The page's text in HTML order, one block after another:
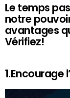
Le temps
notre
avantages
Vérifiez!
1.Encourage